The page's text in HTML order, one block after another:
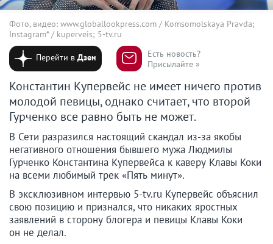
Фото, видео: www.globallookpress.com / Komsomolskaya Pravda;
Instagram* / kuperveis; 5-tv.ru
Перейти вДзен
Есть новость?
Присылайте »
Константин Купервейс не имеет ничего против
молодой певицы, однако считает, что второй
Гурченко все равно быть не может.
В Сети разразился настоящий скандал из-за якобы
негативного отношения бывшего мужа Людмилы
Гурченко Константина Купервейса к каверу Клавы Коки
на всеми любимый трек «Пять минут».
В эксклюзивном интервью 5-tv.ru Купервейс объяснил
свою позицию и признался, что никаких яростных
заявлений в сторону блогера и певицы Клавы Коки
он не делал.